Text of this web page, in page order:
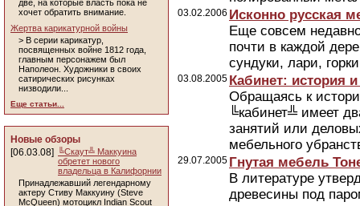
две, на которые власть пока не
хочет обратить внимание.
Жертва карикатурной войны
> В серии карикатур,
посвященных войне 1812 года,
главным персонажем был
Наполеон. Художники в своих
сатирических рисунках
низводили...
Еще статьи...
Новые обзоры
[06.03.08]
╚Скаут╩ Маккуина
обретет нового
владельца в Калифорнии
Принадлежавший легендарному
актеру Стиву Маккуину (Steve
McQueen) мотоцикл Indian Scout
03.02.2006 Исконно русская
Еще совсем
почти в каждой
сундуки, лари,
03.08.2005 Кабинет: история
Обращаясь к
╚кабинет╩ имеет
занятий или
мебельного
29.07.2005 Гнутая мебель
В литературе
древесины под